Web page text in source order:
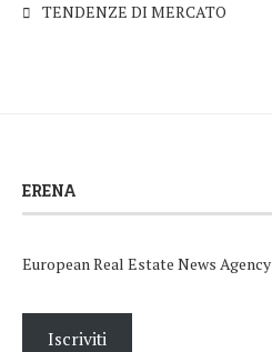
TENDENZE DI MERCATO
ERENA
European Real Estate News Agency
Iscriviti